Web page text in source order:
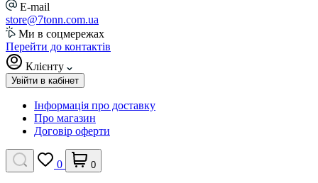
E-mail
store@7tonn.com.ua
Ми в соцмережах
Перейти до контактів
Клієнту
Увійти в кабінет
Інформація про доставку
Про магазин
Договір оферти
0 0